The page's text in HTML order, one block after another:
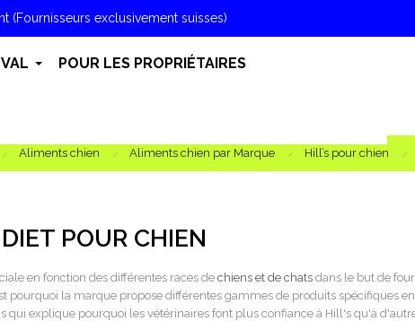
(Fournisseurs exclusivement suisses)
POUR LES PROPRIÉTAIRES
Aliments chien Aliments chien par Marque Hill’s pour chien
POUR CHIEN
en fonction des différentes races de chiens et de chats dans le but de
pourquoi la marque propose différentes gammes de produits spécifiques
qui explique pourquoi les vétérinaires font plus confiance à Hill's qu'à